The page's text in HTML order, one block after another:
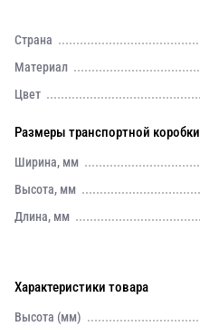
Страна
Материал
Цвет
Размеры транспортной коробки
Ширина, мм
Высота, мм
Длина, мм
Характеристики товара
Высота (мм)